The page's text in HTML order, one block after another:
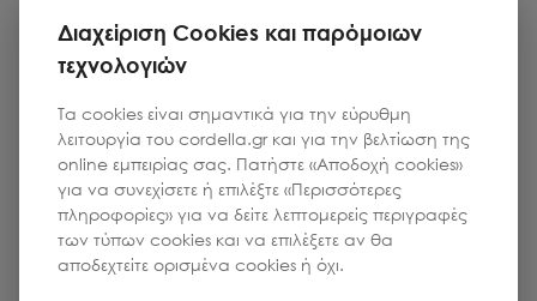
Διαχείριση Cookies και παρόμοιων
τεχνολογιών
Τα cookies είναι σημαντικά για την εύρυθμη
λειτουργία του cordella.gr και για την βελτίωση της
online εμπειρίας σας. Πατήστε «Αποδοχή cookies»
για να συνεχίσετε ή επιλέξτε «Περισσότερες
πληροφορίες» για να δείτε λεπτομερείς περιγραφές
των τύπων cookies και να επιλέξετε αν θα
αποδεχτείτε ορισμένα cookies ή όχι.